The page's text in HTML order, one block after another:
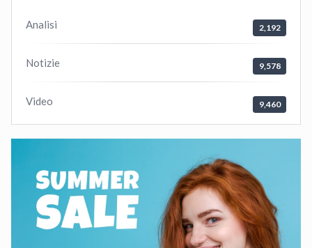
Analisi 2,192
Notizie 9,578
Video 9,460